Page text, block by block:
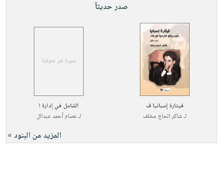
صدر حديثاً
قيثارة إسبانيا ف
لـشاكر الحاج مخلف
الشامل في إدارة ا
لـعصام أحمد عبدالل
المزيد من البنود »